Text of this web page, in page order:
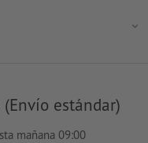
estándar)
mañana 09:00